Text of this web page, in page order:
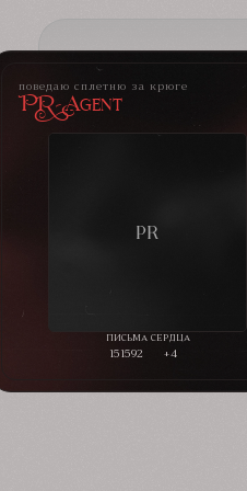
поведаю сплетню за крюге
PR-Agent
151592 +4